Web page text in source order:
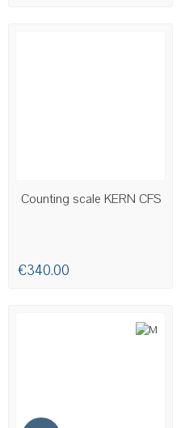
AVAILABLE
Counting scale KERN CFS
€340.00